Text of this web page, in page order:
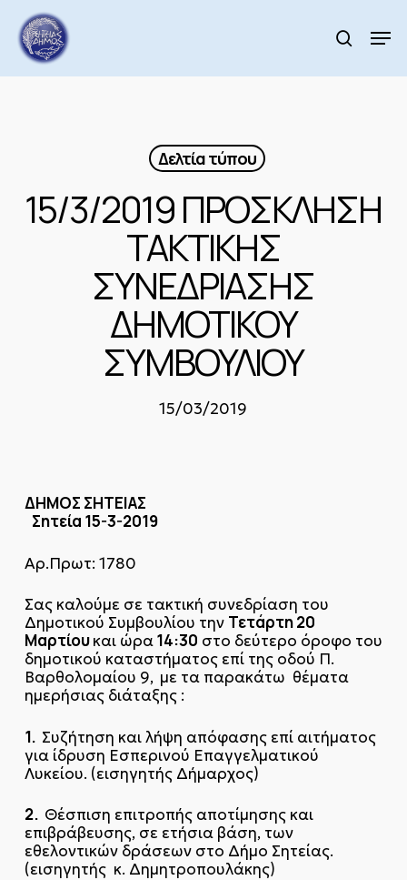
main
content
search
Δελτία τύπου
15/3/2019 ΠΡΟΣΚΛΗΣΗ
ΤΑΚΤΙΚΗΣ
ΣΥΝΕΔΡΙΑΣΗΣ
ΔΗΜΟΤΙΚΟΥ
ΣΥΜΒΟΥΛΙΟΥ
15/03/2019
ΔΗΜΟΣ ΣΗΤΕΙΑΣ
Σητεία 15-3-2019
Αρ.Πρωτ: 1780
Σας καλούμε σε τακτική συνεδρίαση του
Δημοτικού Συμβουλίου την Τετάρτη 20
Μαρτίουκαι ώρα14:30 στο δεύτερο όροφο του
δημοτικού καταστήματος επί της οδού Π.
Βαρθολομαίου 9, με τα παρακάτω θέματα
ημερήσιας διάταξης :
1. Συζήτηση και λήψη απόφασης επί αιτήματος
για ίδρυση Εσπερινού Επαγγελματικού
Λυκείου. (εισηγητής Δήμαρχος)
2. Θέσπιση επιτροπής αποτίμησης και
επιβράβευσης, σε ετήσια βάση, των
εθελοντικών δράσεων στο Δήμο Σητείας.
(εισηγητής κ. Δημητροπουλάκης)
Menu